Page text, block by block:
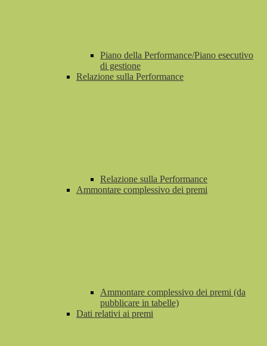
Piano della Performance/Piano esecutivo
di gestione
Relazione sulla Performance
Relazione sulla Performance
Ammontare complessivo dei premi
Ammontare complessivo dei premi (da
pubblicare in tabelle)
Dati relativi ai premi